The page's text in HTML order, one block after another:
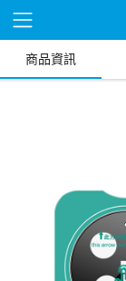
商品資訊